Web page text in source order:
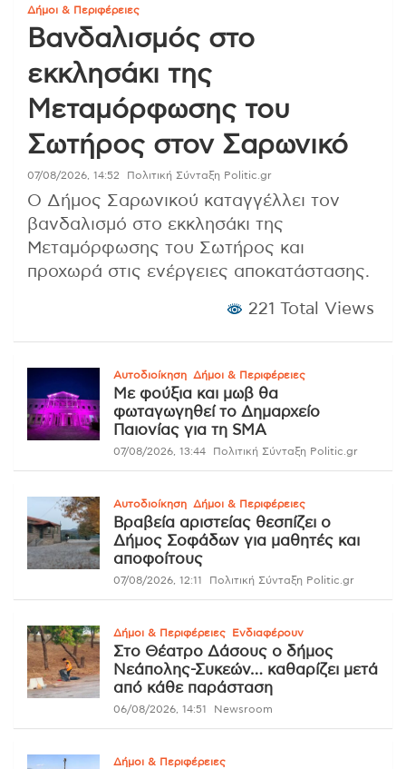
Δήμοι & Περιφέρειες
Βανδαλισμός στο
εκκλησάκι της
Μεταμόρφωσης του
Σωτήρος στον Σαρωνικό
07/08/2026, 14:52 Πολιτική Σύνταξη Politic.gr
Ο Δήμος Σαρωνικού καταγγέλλει τον
βανδαλισμό στο εκκλησάκι της
Μεταμόρφωσης του Σωτήρος και
προχωρά στις ενέργειες αποκατάστασης.
221 Total Views
Αυτοδιοίκηση Δήμοι & Περιφέρειες
Με φούξια και μωβ θα
φωταγωγηθεί το Δημαρχείο
Παιονίας για τη SMA
07/08/2026, 13:44 Πολιτική Σύνταξη Politic.gr
Αυτοδιοίκηση Δήμοι & Περιφέρειες
Βραβεία αριστείας θεσπίζει ο
Δήμος Σοφάδων για μαθητές και
αποφοίτους
07/08/2026, 12:11 Πολιτική Σύνταξη Politic.gr
Δήμοι & Περιφέρειες Ενδιαφέρουν
Στο Θέατρο Δάσους ο δήμος
Νεάπολης-Συκεών… καθαρίζει μετά
από κάθε παράσταση
06/08/2026, 14:51 Newsroom
Δήμοι & Περιφέρειες